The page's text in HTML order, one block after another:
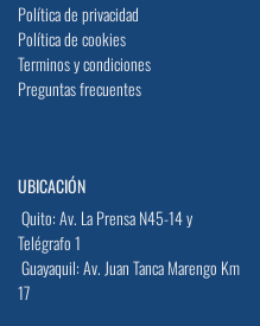
Política de privacidad
Política de cookies
Terminos y condiciones
Preguntas frecuentes
UBICACIÓN
Quito: Av. La Prensa N45-14 y
Telégrafo 1
Guayaquil: Av. Juan Tanca Marengo Km
17